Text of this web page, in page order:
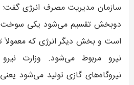
سازمان مدیریت مصرف انرژی گفت:
دوبخش تقسیم می‌شود یکی سوخت
است و بخش دیگر انرژی که معمولاً
نیرو مربوط می‌شود. وزارت
نیروگاه‌های گازی تولید می‌شود